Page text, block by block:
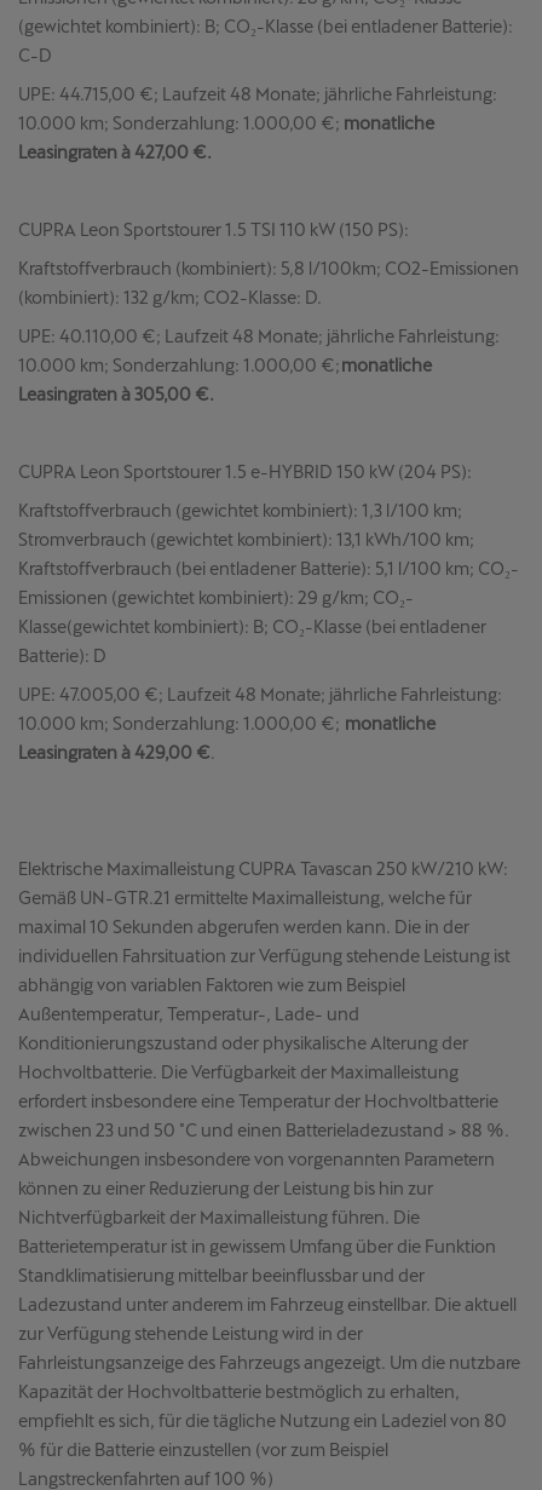
(gewichtet kombiniert): B; CO₂-Klasse (bei entladener Batterie):
C-D
UPE: 44.715,00 €; Laufzeit 48 Monate; jährliche Fahrleistung:
10.000 km; Sonderzahlung: 1.000,00 €; monatliche
Leasingraten à 427,00 €.
CUPRA Leon Sportstourer 1.5 TSI 110 kW (150 PS):
Kraftstoffverbrauch (kombiniert): 5,8 l/100km; CO2-Emissionen
(kombiniert): 132 g/km; CO2-Klasse: D.
UPE: 40.110,00 €; Laufzeit 48 Monate; jährliche Fahrleistung:
10.000 km; Sonderzahlung: 1.000,00 €;monatliche
Leasingraten à 305,00 €.
CUPRA Leon Sportstourer 1.5 e-HYBRID 150 kW (204 PS):
Kraftstoffverbrauch (gewichtet kombiniert): 1,3 l/100 km;
Stromverbrauch (gewichtet kombiniert): 13,1 kWh/100 km;
Kraftstoffverbrauch (bei entladener Batterie): 5,1 l/100 km; CO₂-
Emissionen (gewichtet kombiniert): 29 g/km; CO₂-
Klasse(gewichtet kombiniert): B; CO₂-Klasse (bei entladener
Batterie): D
UPE: 47.005,00 €; Laufzeit 48 Monate; jährliche Fahrleistung:
10.000 km; Sonderzahlung: 1.000,00 €; monatliche
Leasingraten à 429,00 €.
Elektrische Maximalleistung CUPRA Tavascan 250 kW/210 kW:
Gemäß UN-GTR.21 ermittelte Maximalleistung, welche für
maximal 10 Sekunden abgerufen werden kann. Die in der
individuellen Fahrsituation zur Verfügung stehende Leistung ist
abhängig von variablen Faktoren wie zum Beispiel
Außentemperatur, Temperatur-, Lade- und
Konditionierungszustand oder physikalische Alterung der
Hochvoltbatterie. Die Verfügbarkeit der Maximalleistung
erfordert insbesondere eine Temperatur der Hochvoltbatterie
zwischen 23 und 50 °C und einen Batterieladezustand > 88 %.
Abweichungen insbesondere von vorgenannten Parametern
können zu einer Reduzierung der Leistung bis hin zur
Nichtverfügbarkeit der Maximalleistung führen. Die
Batterietemperatur ist in gewissem Umfang über die Funktion
Standklimatisierung mittelbar beeinflussbar und der
Ladezustand unter anderem im Fahrzeug einstellbar. Die aktuell
zur Verfügung stehende Leistung wird in der
Fahrleistungsanzeige des Fahrzeugs angezeigt. Um die nutzbare
Kapazität der Hochvoltbatterie bestmöglich zu erhalten,
empfiehlt es sich, für die tägliche Nutzung ein Ladeziel von 80
% für die Batterie einzustellen (vor zum Beispiel
Langstreckenfahrten auf 100 %)